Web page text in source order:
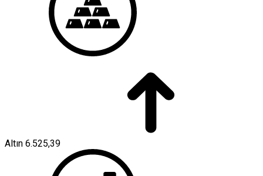
Altın 6.525,39